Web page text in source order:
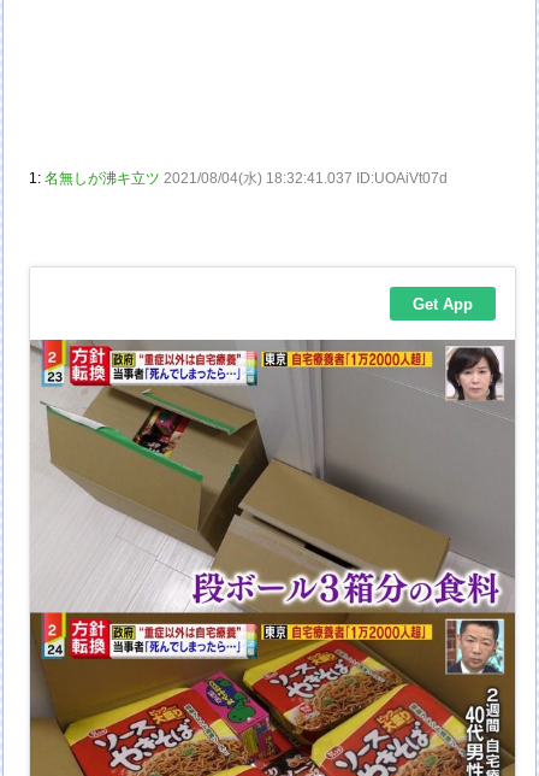
1:名無しが沸キ立ツ 2021/08/04(水) 18:32:41.037 ID:UOAiVt07d